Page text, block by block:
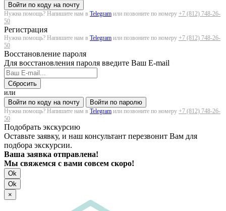
Войти по коду на почту
Нужна помощь? Напишите нам в Telegram или позвоните по номеру +7 (812) 748-26-
50
Регистрация
Нужна помощь? Напишите нам в Telegram или позвоните по номеру +7 (812) 748-26-
50
Восстановление пароля
Для восстановления пароля введите Ваш E-mail
Сбросить
или
Войти по коду на почту
Войти по паролю
Нужна помощь? Напишите нам в Telegram или позвоните по номеру +7 (812) 748-26-
50
Подобрать экскурсию
Оставьте заявку, и наш консультант перезвонит Вам для
подбора экскурсии.
Ваша заявка отправлена!
Мы свяжемся с вами совсем скоро!
Ok
Ok
×